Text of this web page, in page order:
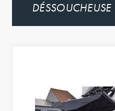
DÉSSOUCHEUSE